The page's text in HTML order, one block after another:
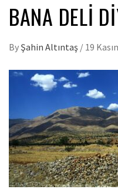
BANA DELİ
By Şahin Altıntaş / 19